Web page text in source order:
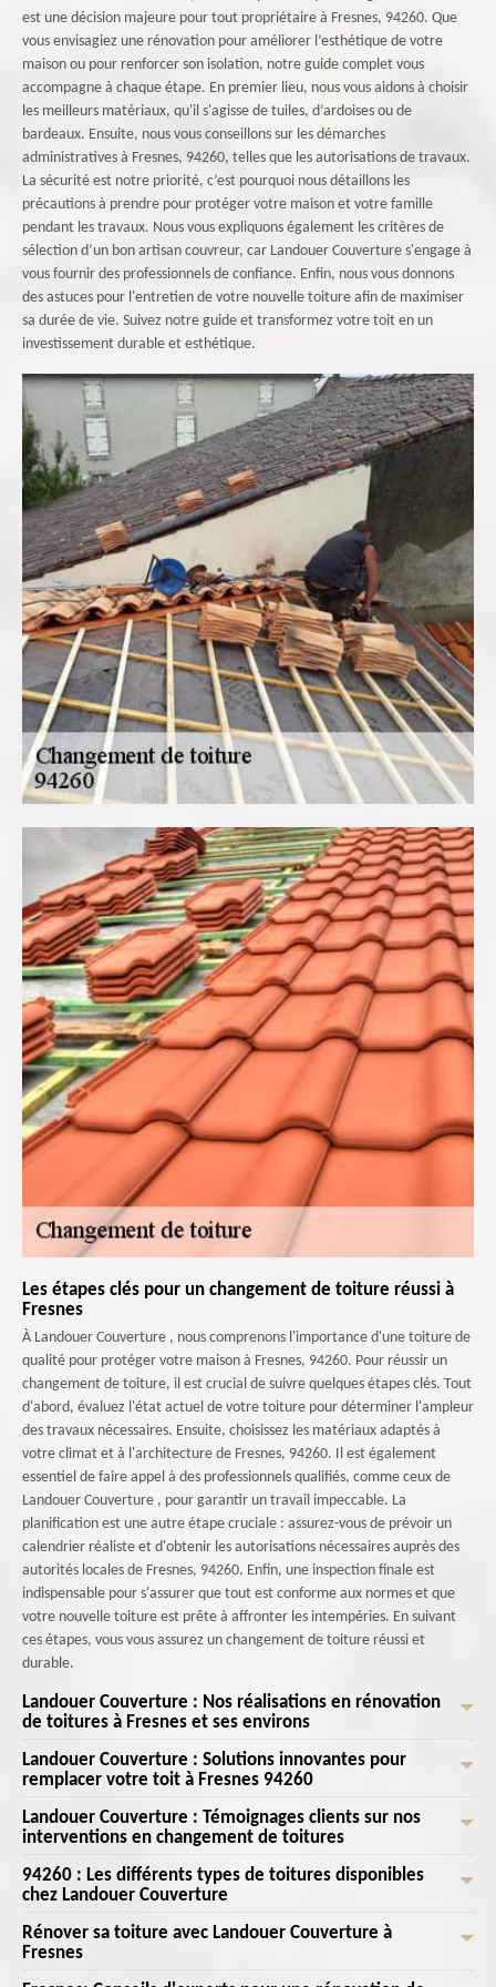
est une décision majeure pour tout propriétaire à Fresnes, 94260. Que
vous envisagiez une rénovation pour améliorer l’esthétique de votre
maison ou pour renforcer son isolation, notre guide complet vous
accompagne à chaque étape. En premier lieu, nous vous aidons à choisir
les meilleurs matériaux, qu'il s'agisse de tuiles, d’ardoises ou de
bardeaux. Ensuite, nous vous conseillons sur les démarches
administratives à Fresnes, 94260, telles que les autorisations de travaux.
La sécurité est notre priorité, c’est pourquoi nous détaillons les
précautions à prendre pour protéger votre maison et votre famille
pendant les travaux. Nous vous expliquons également les critères de
sélection d’un bon artisan couvreur, car Landouer Couverture s'engage à
vous fournir des professionnels de confiance. Enfin, nous vous donnons
des astuces pour l'entretien de votre nouvelle toiture afin de maximiser
sa durée de vie. Suivez notre guide et transformez votre toit en un
investissement durable et esthétique.
Les étapes clés pour un changement de toiture réussi à
Fresnes
À Landouer Couverture , nous comprenons l'importance d'une toiture de
qualité pour protéger votre maison à Fresnes, 94260. Pour réussir un
changement de toiture, il est crucial de suivre quelques étapes clés. Tout
d'abord, évaluez l'état actuel de votre toiture pour déterminer l'ampleur
des travaux nécessaires. Ensuite, choisissez les matériaux adaptés à
votre climat et à l'architecture de Fresnes, 94260. Il est également
essentiel de faire appel à des professionnels qualifiés, comme ceux de
Landouer Couverture , pour garantir un travail impeccable. La
planification est une autre étape cruciale : assurez-vous de prévoir un
calendrier réaliste et d'obtenir les autorisations nécessaires auprès des
autorités locales de Fresnes, 94260. Enfin, une inspection finale est
indispensable pour s'assurer que tout est conforme aux normes et que
votre nouvelle toiture est prête à affronter les intempéries. En suivant
ces étapes, vous vous assurez un changement de toiture réussi et
durable.
Landouer Couverture : Nos réalisations en rénovation
de toitures à Fresnes et ses environs
Landouer Couverture : Nos réalisations en rénovation de toitures à
Fresnes et ses environs. Chez Landouer Couverture , nous sommes fiers
de notre expertise en rénovation de toitures dans la région de Fresnes et
ses environs. Depuis des années, nous avons redonné vie à des toitures
en ardoise. Nos artisans qualifiés s'assurent que chaque projet est
ce soit pour une simple réparation de fuite ou une rénovation complète,
Landouer Couverture s'engage à offrir des solutions sur mesure,
Landouer Couverture : Solutions innovantes pour
remplacer votre toit à Fresnes 94260
Landouer Couverture se distingue comme le leader dans le domaine des
solutions innovantes pour remplacer votre toit à Fresnes 94260. Forts
d'une expérience étendue et d'une équipe d'experts passionnés, nous
nous engageons à offrir des services de haute qualité, adaptés à vos
votre toit est essentiel pour la protection et le confort de votre foyer.
Landouer Couverture : Témoignages clients sur nos
interventions en changement de toitures
Landouer Couverture est fière des nombreux témoignages positifs que
nous recevons des clients suite à nos interventions en changement de
toitures. Nos clients de Fresnes et 94260 nous félicitent pour notre
professionnalisme, notre rigueur et notre souci du détail. Par exemple,
94260 : Les différents types de toitures disponibles
chez Landouer Couverture
À Landouer Couverture , nous comprenons que le choix de la toiture est
crucial pour le confort et la durabilité de votre maison à 94260. C'est
Rénover sa toiture avec Landouer Couverture à
Fresnes